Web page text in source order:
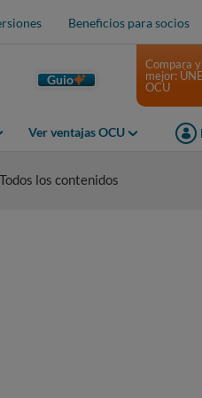
Beneficios para socios
Guio
Ver ventajas OCU
Compara
mejor:
OCU
Todos los contenidos